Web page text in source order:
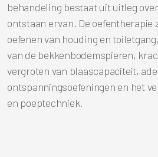
behandeling bestaat uit uitleg
ontstaan ervan. De oefentherapie
oefenen van houding en
van de bekkenbodemspieren,
vergroten van blaascapaciteit,
ontspanningsoefeningen en het
en poeptechniek.